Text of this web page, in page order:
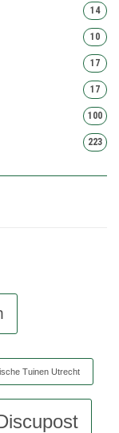
14
10
17
17
100
223
Tuinen Utrecht